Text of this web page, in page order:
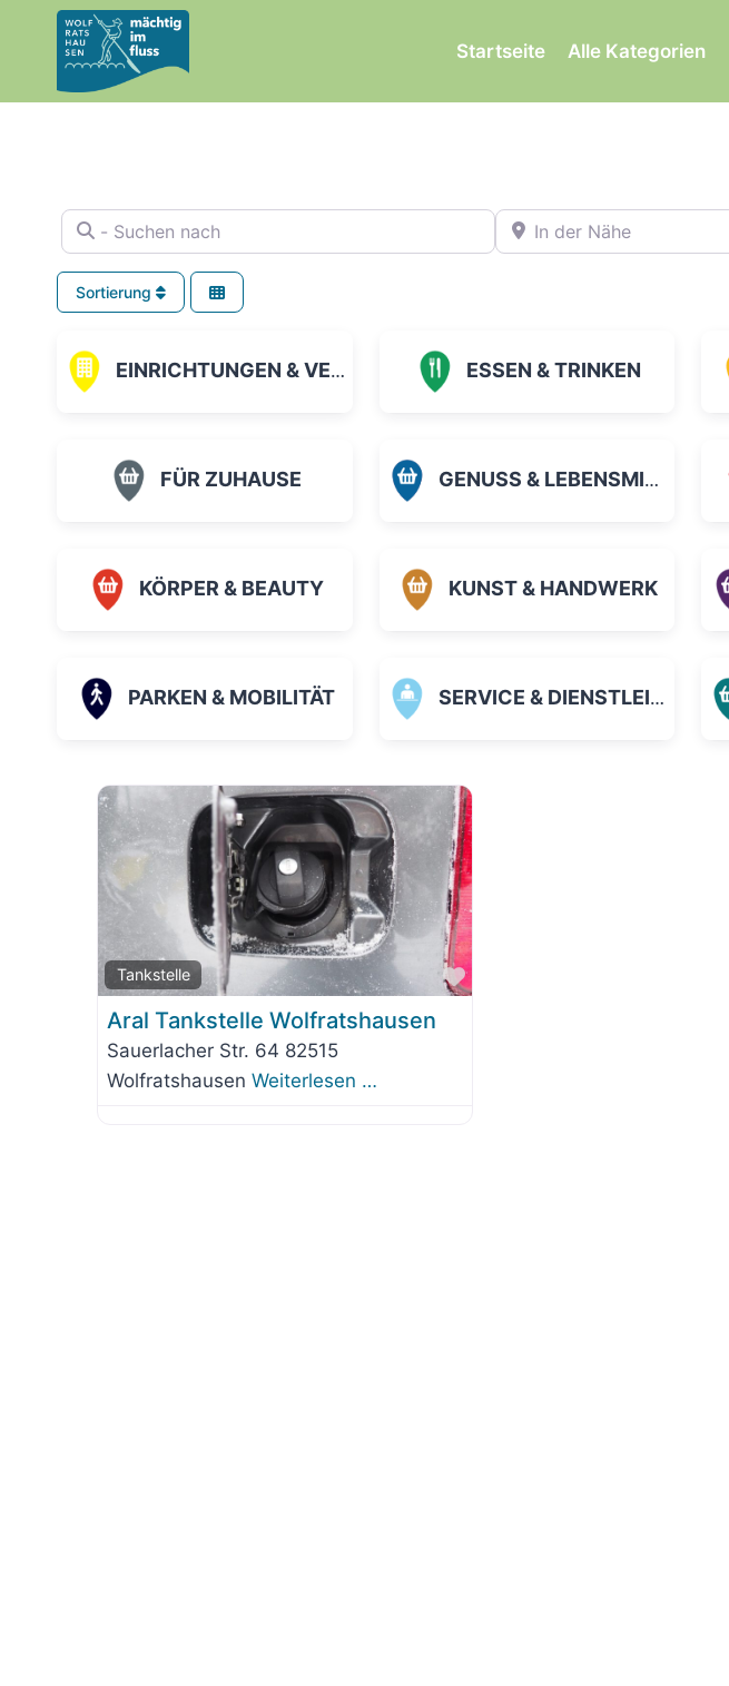
springen
Startseite Alle Kategorien
- Suchen nach In der Nähe
Sortierung
EINRICHTUNGEN & VEREINE ESSEN & TRINKEN
FÜR ZUHAUSE GENUSS & LEBENSMITTEL
KÖRPER & BEAUTY KUNST & HANDWERK
PARKEN & MOBILITÄT SERVICE & DIENSTLEISTUNGEN
Tankstelle
Favorit
Aral Tankstelle Wolfratshausen
Sauerlacher Str. 64 82515
Wolfratshausen Weiterlesen …